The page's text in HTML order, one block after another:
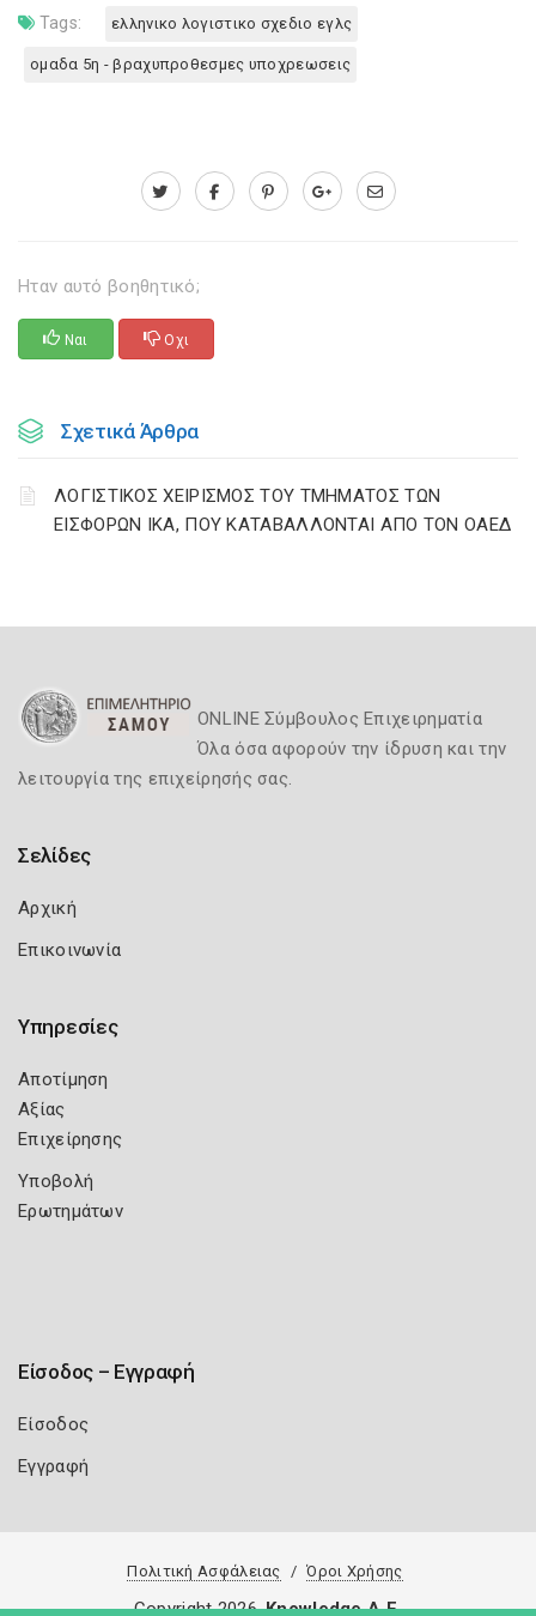
Tags: ελληνικο λογιστικο σχεδιο εγλς
ομαδα 5η - βραχυπροθεσμες υποχρεωσεις
Ηταν αυτό βοηθητικό;
Ναι Οχι
Σχετικά Άρθρα
ΛΟΓΙΣΤΙΚΟΣ ΧΕΙΡΙΣΜΟΣ ΤΟΥ ΤΜΗΜΑΤΟΣ ΤΩΝ
ΕΙΣΦΟΡΩΝ IKA, ΠΟΥ ΚΑΤΑΒΑΛΛΟΝΤΑΙ ΑΠΟ ΤΟΝ OAEΔ
ONLINE Σύμβουλος Επιχειρηματία
Όλα όσα αφορούν την ίδρυση και την
λειτουργία της επιχείρησής σας.
Σελίδες
Αρχική
Επικοινωνία
Υπηρεσίες
Αποτίμηση
Αξίας
Επιχείρησης
Υποβολή
Ερωτημάτων
Είσοδος – Εγγραφή
Είσοδος
Εγγραφή
Πολιτική Ασφάλειας Όροι Χρήσης
Copyright 2026 Knowledge A.E.